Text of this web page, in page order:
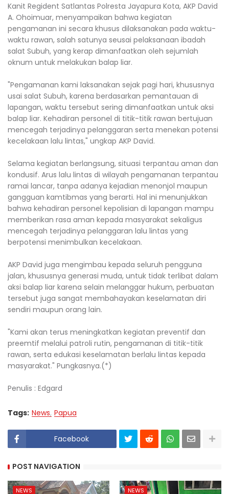
Kanit Regident Satlantas Polresta Jayapura Kota, AKP David
A. Ohoimuar, menyampaikan bahwa kegiatan
pengamanan ini secara khusus dilaksanakan pada waktu-
waktu rawan, salah satunya seusai pelaksanaan ibadah
salat Subuh, yang kerap dimanfaatkan oleh sejumlah
oknum untuk melakukan balap liar.
"Pengamanan kami laksanakan sejak pagi hari, khususnya
usai salat Subuh, karena berdasarkan pemantauan di
lapangan, waktu tersebut sering dimanfaatkan untuk aksi
balap liar. Kehadiran personel di titik-titik rawan bertujuan
mencegah terjadinya pelanggaran serta menekan potensi
kecelakaan lalu lintas," ungkap AKP David.
Selama kegiatan berlangsung, situasi terpantau aman dan
kondusif. Arus lalu lintas di wilayah pengamanan terpantau
ramai lancar, tanpa adanya kejadian menonjol maupun
gangguan kamtibmas yang berarti. Hal ini menunjukkan
bahwa kehadiran personel kepolisian di lapangan mampu
memberikan rasa aman kepada masyarakat sekaligus
mencegah terjadinya pelanggaran lalu lintas yang
berpotensi menimbulkan kecelakaan.
AKP David juga mengimbau kepada seluruh pengguna
jalan, khususnya generasi muda, untuk tidak terlibat dalam
aksi balap liar karena selain melanggar hukum, perbuatan
tersebut juga sangat membahayakan keselamatan diri
sendiri maupun orang lain.
"Kami akan terus meningkatkan kegiatan preventif dan
preemtif melalui patroli rutin, pengamanan di titik-titik
rawan, serta edukasi keselamatan berlalu lintas kepada
masyarakat." Pungkasnya.(*)
Penulis : Edgard
Tags: News Papua
Facebook
POST NAVIGATION
NEWS NEWS